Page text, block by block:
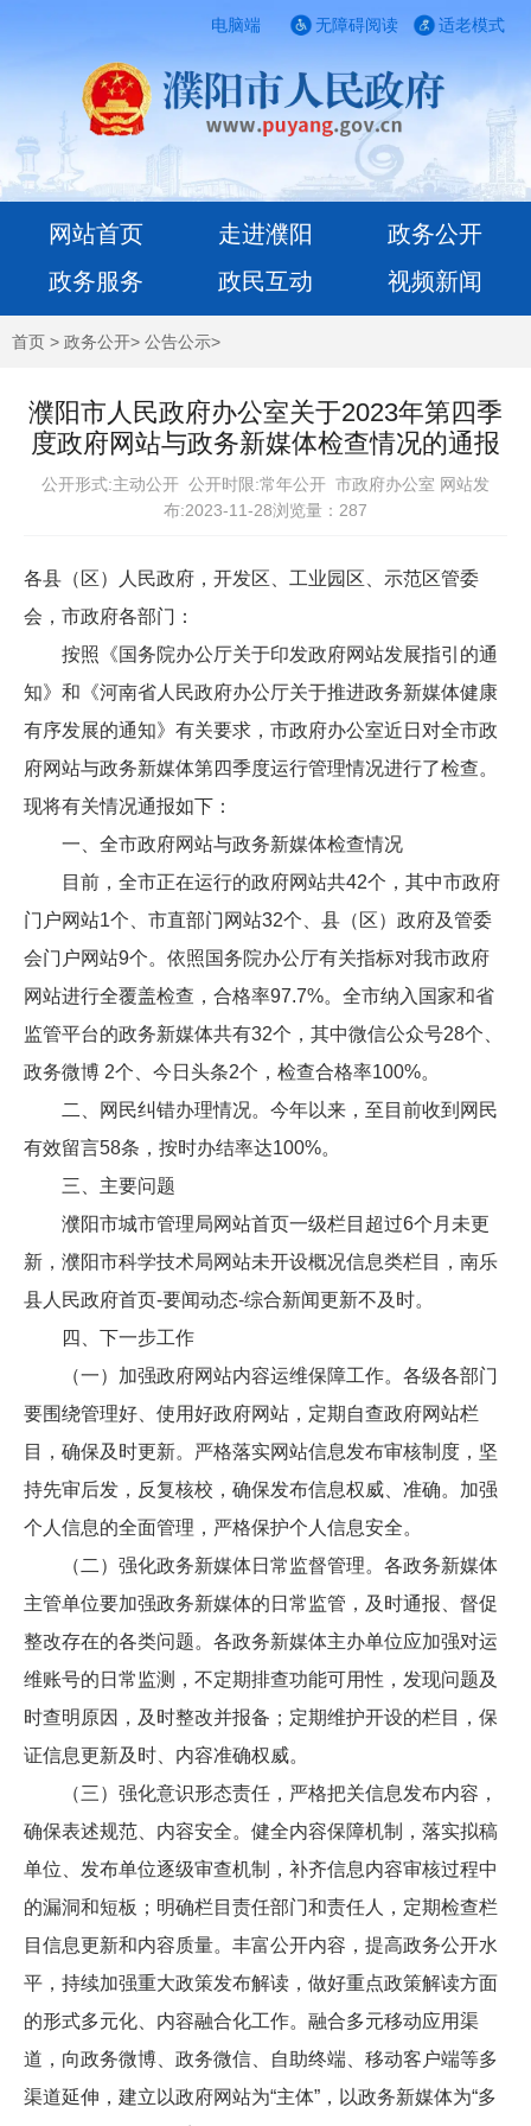
电脑端 适老模式
无障碍阅读
网站首页 走进濮阳
政务公开
政务服务
政民互动 视频新闻
首页 > 政务公开> 公告公示>
濮阳市人民政府办公室关于2023年第四季
度政府网站与政务新媒体检查情况的通报
公开形式:主动公开 公开时限:常年公开 市政府办公室 网站发
布:2023-11-28浏览量： 287
各县（区）人民政府，开发区、工业园区、示范区管委
会，市政府各部门：
按照《国务院办公厅关于印发政府网站发展指引的通
知》和《河南省人民政府办公厅关于推进政务新媒体健康
有序发展的通知》有关要求，市政府办公室近日对全市政
府网站与政务新媒体第四季度运行管理情况进行了检查。
现将有关情况通报如下：
一、全市政府网站与政务新媒体检查情况
目前，全市正在运行的政府网站共42个，其中市政府
门户网站1个、市直部门网站32个、县（区）政府及管委
会门户网站9个。依照国务院办公厅有关指标对我市政府
网站进行全覆盖检查，合格率97.7%。全市纳入国家和省
监管平台的政务新媒体共有32个，其中微信公众号28个、
政务微博 2个、今日头条2个，检查合格率100%。
二、网民纠错办理情况。今年以来，至目前收到网民
有效留言58条，按时办结率达100%。
三、主要问题
濮阳市城市管理局网站首页一级栏目超过6个月未更
新，濮阳市科学技术局网站未开设概况信息类栏目，南乐
县人民政府首页-要闻动态-综合新闻更新不及时。
四、下一步工作
（一）加强政府网站内容运维保障工作。各级各部门
要围绕管理好、使用好政府网站，定期自查政府网站栏
目，确保及时更新。严格落实网站信息发布审核制度，坚
持先审后发，反复核校，确保发布信息权威、准确。加强
个人信息的全面管理，严格保护个人信息安全。
（二）强化政务新媒体日常监督管理。各政务新媒体
主管单位要加强政务新媒体的日常监管，及时通报、督促
整改存在的各类问题。各政务新媒体主办单位应加强对运
维账号的日常监测，不定期排查功能可用性，发现问题及
时查明原因，及时整改并报备；定期维护开设的栏目，保
证信息更新及时、内容准确权威。
（三）强化意识形态责任，严格把关信息发布内容，
确保表述规范、内容安全。健全内容保障机制，落实拟稿
单位、发布单位逐级审查机制，补齐信息内容审核过程中
的漏洞和短板；明确栏目责任部门和责任人，定期检查栏
目信息更新和内容质量。丰富公开内容，提高政务公开水
平，持续加强重大政策发布解读，做好重点政策解读方面
的形式多元化、内容融合化工作。融合多元移动应用渠
道，向政务微博、政务微信、自助终端、移动客户端等多
渠道延伸，建立以政府网站为“主体”，以政务新媒体为“多